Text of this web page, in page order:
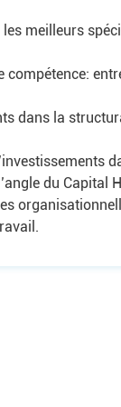
meilleurs
compétence:
dans la
du Capital